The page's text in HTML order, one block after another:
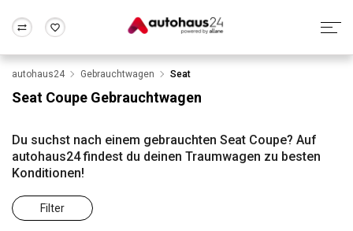
Wir bewerten dein Auto
Alle Fragen & Antworten
Rund um die Inzahlungnahme
Frankfurt Wuppertal
autohaus24 Gebrauchtwagen Seat
Seat Coupe Gebrauchtwagen
Du suchst nach einem gebrauchten Seat Coupe? Auf
autohaus24 findest du deinen Traumwagen zu besten
Konditionen!
Filter